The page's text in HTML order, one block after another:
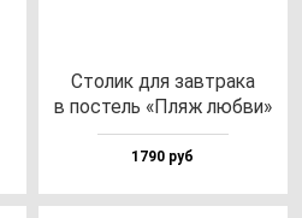
Сто­лик для зав­тра­ка
в пос­тель «Пляж люб­ви»
1790 руб